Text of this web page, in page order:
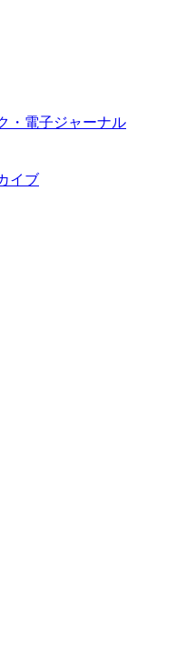
・電子ジャーナル
イブ